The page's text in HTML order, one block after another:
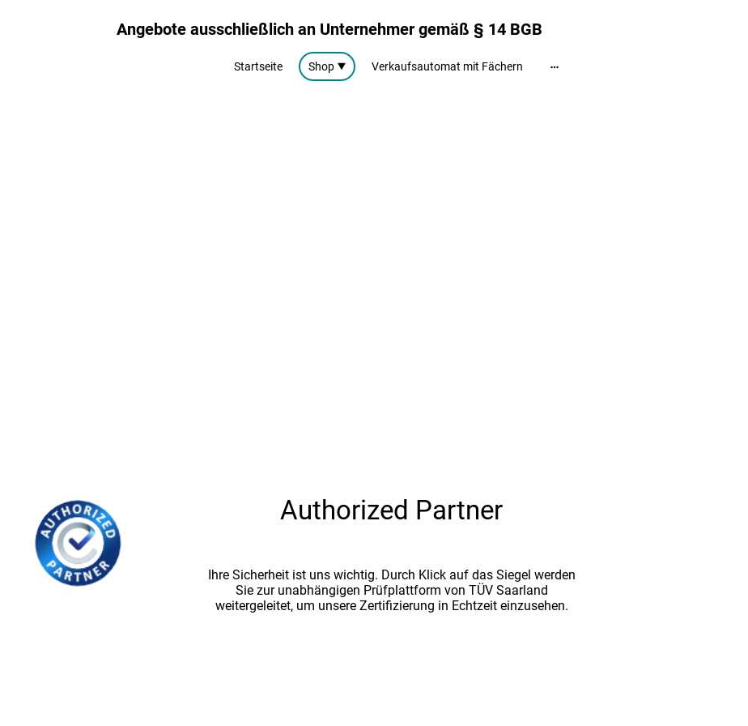
Angebote ausschließlich an Unternehmer gemäß § 14 BGB
Startseite Shop Verkaufsautomat mit Fächern
Authorized Partner
Ihre Sicherheit ist uns wichtig. Durch Klick auf das Siegel werden
Sie zur unabhängigen Prüfplattform von TÜV Saarland
weitergeleitet, um unsere Zertifizierung in Echtzeit einzusehen.